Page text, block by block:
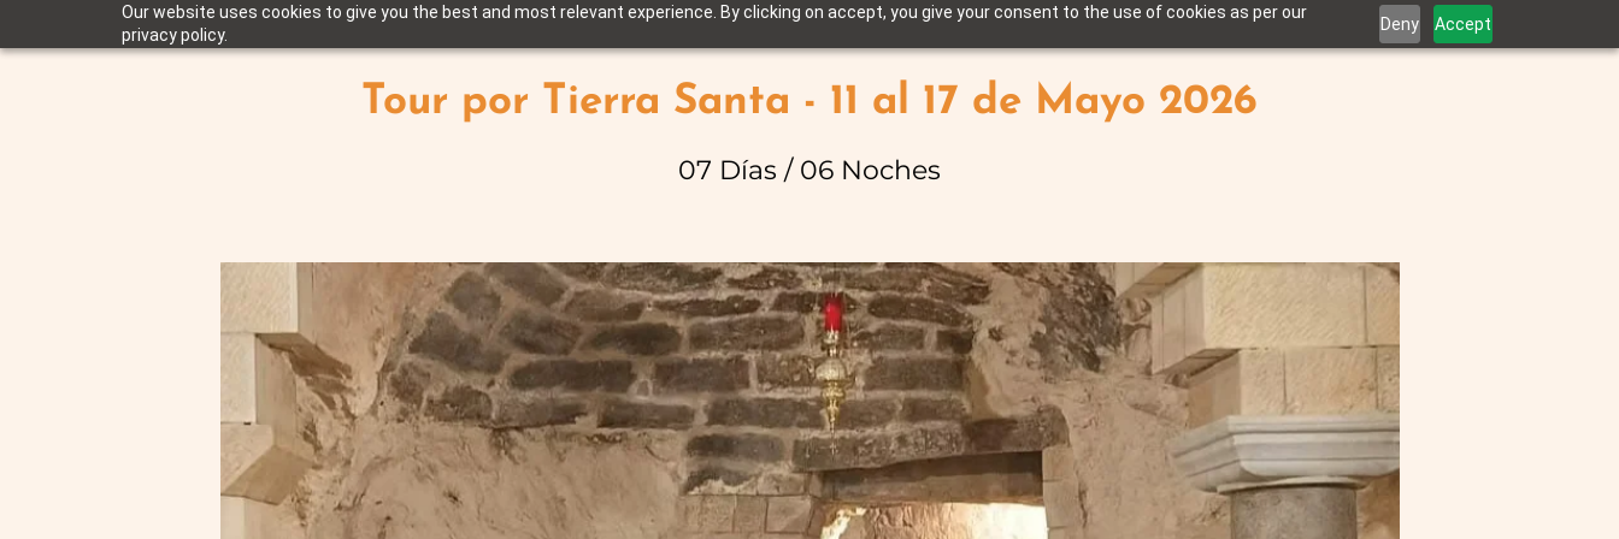
Our website uses cookies to give you the best and most relevant experience. By clicking on accept, you give your consent to the use of cookies as per our
privacy policy.
Deny Accept
Tour por Tierra Santa - 11 al 17 de Mayo 2026
07 Días / 06 Noches